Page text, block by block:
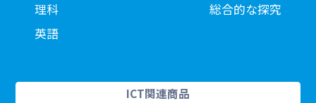
理科
英語
総合的な探究
ICT関連商品